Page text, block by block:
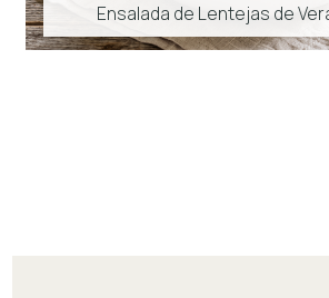
Ensalada de Lentejas de